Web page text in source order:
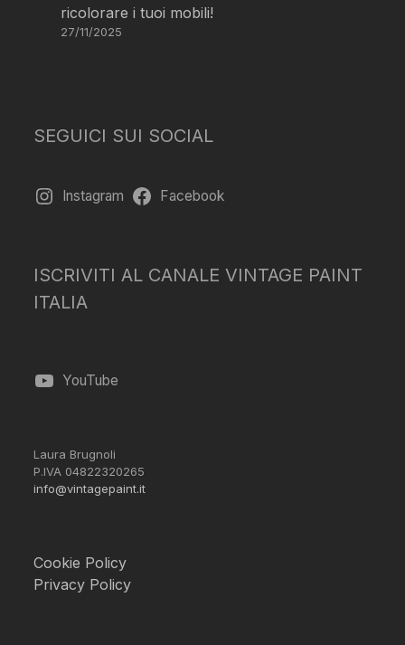
ricolorare i tuoi mobili!
27/11/2025
SEGUICI SUI SOCIAL
Instagram Facebook
ISCRIVITI AL CANALE VINTAGE PAINT
ITALIA
YouTube
Laura Brugnoli
P.IVA 04822320265
info@vintagepaint.it
Cookie Policy
Privacy Policy